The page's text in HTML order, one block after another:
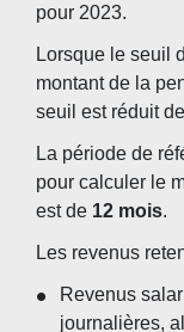
pour 2023.
Lorsque le seuil
montant de la
seuil est réduit
La période de
pour calculer le
est de 12 mois.
Les revenus
Revenus
journalières,